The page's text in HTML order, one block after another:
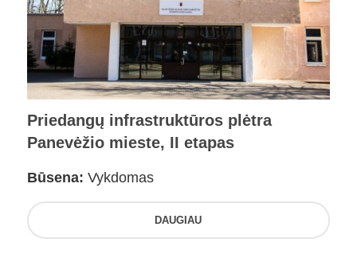
Priedangų infrastruktūros plėtra
Panevėžio mieste, II etapas
Būsena: Vykdomas
DAUGIAU